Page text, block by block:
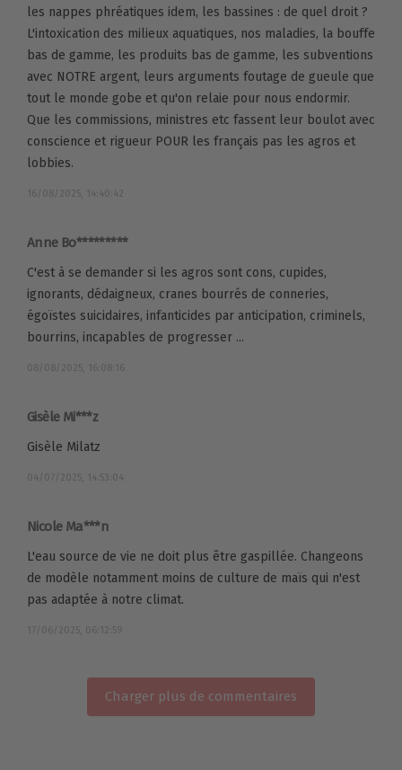
les nappes phréatiques idem, les bassines : de quel droit ?
L'intoxication des milieux aquatiques, nos maladies, la bouffe
bas de gamme, les produits bas de gamme, les subventions
avec NOTRE argent, leurs arguments foutage de gueule que
tout le monde gobe et qu'on relaie pour nous endormir.
Que les commissions, ministres etc fassent leur boulot avec
conscience et rigueur POUR les français pas les agros et
lobbies.
16/08/2025, 14:40:42
Anne Bo*********
C'est à se demander si les agros sont cons, cupides,
ignorants, dédaigneux, cranes bourrés de conneries,
égoïstes suicidaires, infanticides par anticipation, criminels,
bourrins, incapables de progresser ...
08/08/2025, 16:08:16
Gisèle Mi***z
Gisèle Milatz
04/07/2025, 14:53:04
Nicole Ma***n
L'eau source de vie ne doit plus être gaspillée. Changeons
de modèle notamment moins de culture de maïs qui n'est
pas adaptée à notre climat.
17/06/2025, 06:12:59
Charger plus de commentaires